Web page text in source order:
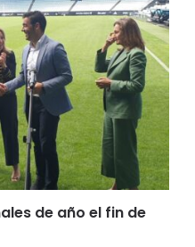
de año el fin de